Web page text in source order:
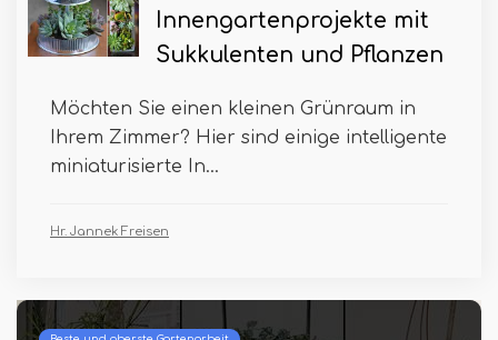
Innengartenprojekte mit
Sukkulenten und Pflanzen
Möchten Sie einen kleinen Grünraum in
Ihrem Zimmer? Hier sind einige intelligente
miniaturisierte In...
Hr. Jannek Freisen